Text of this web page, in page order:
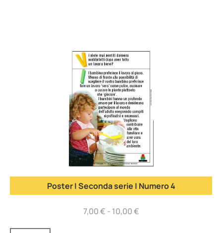
Poster | Seconda serie | Numero 4
7,00€ - 10,00€